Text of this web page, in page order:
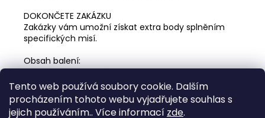
Tento web používá soubory cookie. Dalším
procházením tohoto webu vyjadřujete souhlas s
jejich používáním.. Více informací zde.
DOKONČETE ZAKÁZKU
Zakázky vám umožní získat extra body splněním
specifických misí.
Obsah balení:
1 česká a 1 slovenská pravidla
201 karet
42 žetonů
1 bodovací bloček